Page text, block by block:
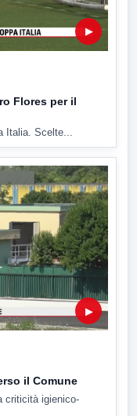
▶
Flores per il
Italia. Scelte...
▶
il Comune
criticità igienico-